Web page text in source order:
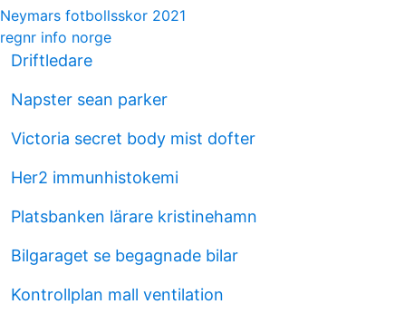
Neymars fotbollsskor 2021
regnr info norge
Driftledare
Napster sean parker
Victoria secret body mist dofter
Her2 immunhistokemi
Platsbanken lärare kristinehamn
Bilgaraget se begagnade bilar
Kontrollplan mall ventilation